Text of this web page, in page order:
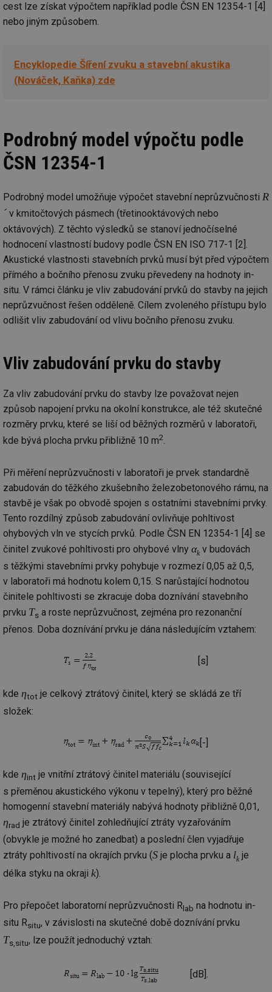
cest lze získat výpočtem například podle ČSN EN 12354-1 [4]
nebo jiným způsobem.
Encyklopedie Šíření zvuku a stavební akustika
(Nováček, Kaňka) zde
Podrobný model výpočtu podle
ČSN 12354-1
Podrobný model umožňuje výpočet stavební neprůzvučnosti R
´ v kmitočtových pásmech (třetinooktávových nebo
oktávových). Z těchto výsledků se stanoví jednočíselné
hodnocení vlastností budovy podle ČSN EN ISO 717-1 [2].
Akustické vlastnosti stavebních prvků musí být před výpočtem
přímého a bočního přenosu zvuku převedeny na hodnoty in-
situ. V rámci článku je vliv zabudování prvků do stavby na jejich
neprůzvučnost řešen odděleně. Cílem zvoleného přístupu bylo
odlišit vliv zabudování od vlivu bočního přenosu zvuku.
Vliv zabudování prvku do stavby
Za vliv zabudování prvku do stavby lze považovat nejen
způsob napojení prvku na okolní konstrukce, ale též skutečné
rozměry prvku, které se liší od běžných rozměrů v laboratoři,
kde bývá plocha prvku přibližně 10 m2.
Při měření neprůzvučnosti v laboratoři je prvek standardně
zabudován do těžkého zkušebního železobetonového rámu, na
stavbě je však po obvodě spojen s ostatními stavebními prvky.
Tento rozdílný způsob zabudování ovlivňuje pohltivost
ohybových vln ve stycích prvků. Podle ČSN EN 12354-1 [4] se
činitel zvukové pohltivosti pro ohybové vlny αk v budovách
s těžkými stavebními prvky pohybuje v rozmezí 0,05 až 0,5,
v laboratoři má hodnotu kolem 0,15. S narůstající hodnotou
činitele pohltivosti se zkracuje doba doznívání stavebního
prvku Ts a roste neprůzvučnost, zejména pro rezonanční
přenos. Doba doznívání prvku je dána následujícím vztahem:
[s]
kde ηtot je celkový ztrátový činitel, který se skládá ze tří
složek:
[-]
kde ηint je vnitřní ztrátový činitel materiálu (související
s přeměnou akustického výkonu v tepelný), který pro běžné
homogenní stavební materiály nabývá hodnoty přibližně 0,01,
ηrad je ztrátový činitel zohledňující ztráty vyzařováním
(obvykle je možné ho zanedbat) a poslední člen vyjadřuje
ztráty pohltivostí na okrajích prvku (S je plocha prvku a lk je
délka styku na okraji k).
Pro přepočet laboratorní neprůzvučnosti R lab na hodnotu in-
situ Rsitu, v závislosti na skutečné době doznívání prvku
Ts,situ, lze použít jednoduchý vztah:
[dB].